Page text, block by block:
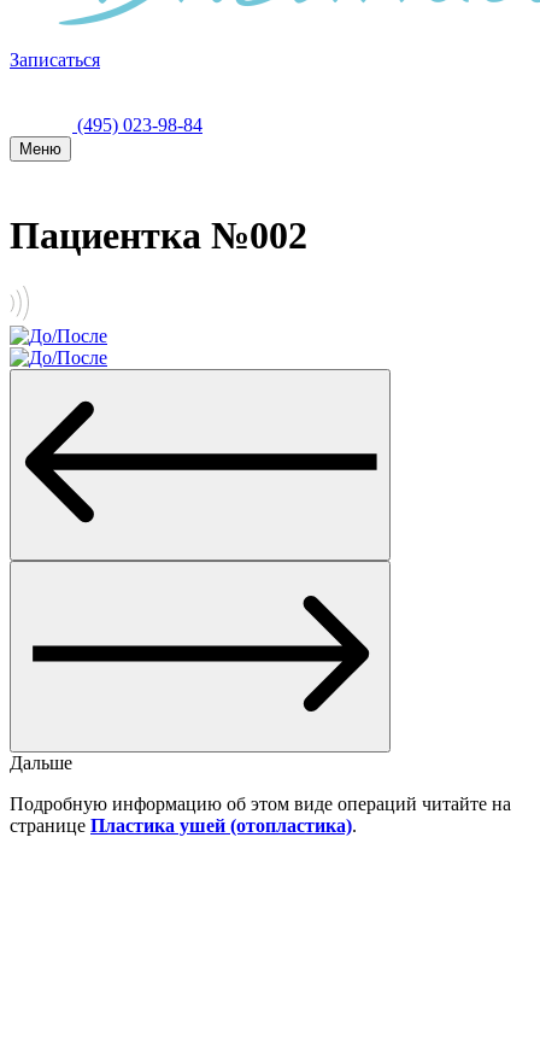
Записаться
(495) 023-98-84
Меню
Пациентка №002
Дальше
Подробную информацию об этом виде операций читайте на
странице Пластика ушей (отопластика).